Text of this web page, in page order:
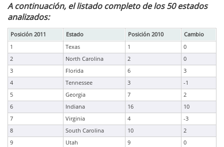
A continuación, el listado completo de los 50 estados
analizados:
Posición 2011 Estado Posición 2010
Cambio
1
Texas 1
0
2
North Carolina 2
0
3
Florida 6
3
4
Tennessee 3
-1
5
Georgia 7
2
6
Indiana 16
10
7
Virginia 4
-3
8
South Carolina 10
2
9
Utah 9
0